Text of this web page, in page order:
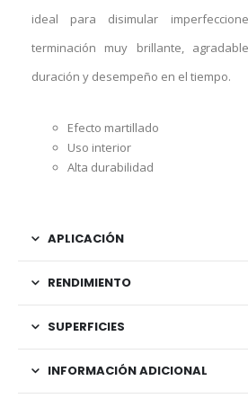
ideal para disimular
terminación muy brillante,
duración y desempeño en el tiempo.
Efecto martillado
Uso interior
Alta durabilidad
APLICACIÓN
RENDIMIENTO
SUPERFICIES
INFORMACIÓN ADICIONAL